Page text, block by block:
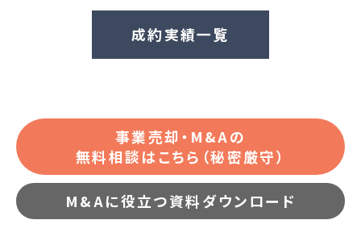
成約実績一覧
事業売却・M&Aの
無料相談はこちら（秘密厳守）
M&Aに役立つ資料ダウンロード